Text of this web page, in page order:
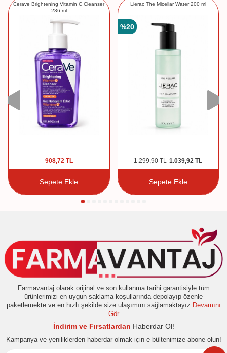
Cerave Brightening Vitamin C Cleanser
236 ml
908,72TL
Sepete Ekle
Lierac The Micellar Water 200 ml
%20
1.299,90TL 1.039,92 TL
Sepete Ekle
Farmavantaj olarak orijinal ve son kullanma tarihi garantisiyle tüm
ürünlerimizi en uygun saklama koşullarında depolayıp özenle
paketlemekte ve en hızlı şekilde size ulaşımını sağlamaktayız Devamını
Gör
İndirim ve Fırsatlardan Haberdar Ol!
Kampanya ve yeniliklerden haberdar olmak için e-bültenimize abone olun!